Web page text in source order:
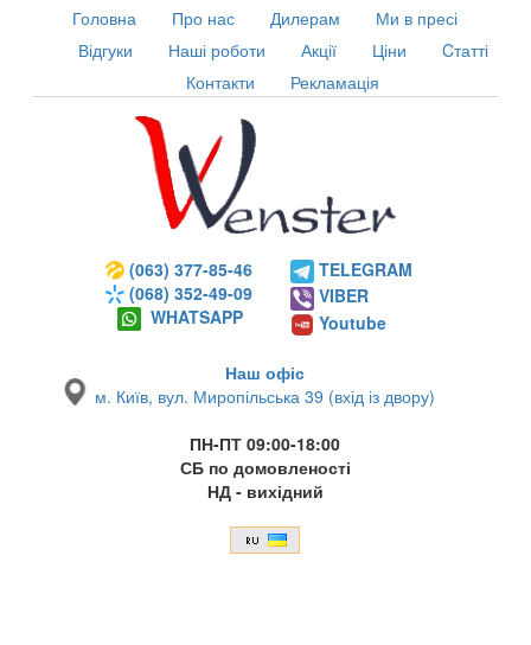
Головна Про нас Дилерам
Ми в пресі
Відгуки
Наші роботи Акції Ціни
Cтатті
Контакти
Рекламація
(063) 377-85-46
(068) 352-49-09
WHATSAPP
TELEGRAM
VIBER
Youtube
Наш офіс
м. Київ, вул. Миропільська 39 (вхід із двору)
ПН-ПТ 09:00-18:00
СБ по домовленості
НД - вихідний